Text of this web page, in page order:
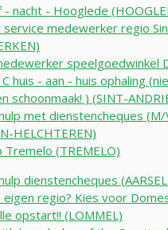
- nacht - Hooglede
service medewerker regio
speelgoedwinkel
huis - aan - huis ophaling
schoonmaak! ) (SINT-
met dienstencheques (M/
HELCHTEREN)
Tremelo (TREMELO)
dienstencheques
eigen regio? Kies voor
opstart!! (LOMMEL)